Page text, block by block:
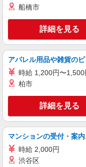
キープ
派遣社員
株式会社kotrio /●KY-H-
水口
時
通費
甲
キープ
派遣社員
船橋市
詳細を見る
アパレル用品や雑貨の
時給 1,200円〜1,500
柏市
詳細を見る
マンションの受付・案
時給 2,000円
渋谷区